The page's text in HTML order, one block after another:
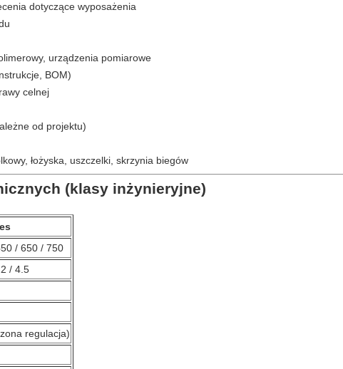
dotyczące wyposażenia
urządzenia pomiarowe
BOM)
celnej
od projektu)
łożyska, uszczelki, skrzynia biegów
(klasy inżynieryjne)
/ 650 / 750
/ 4.5
regulacja)